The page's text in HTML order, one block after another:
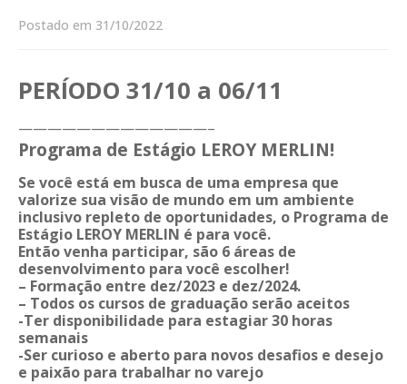
Postado em 31/10/2022
PERÍODO 31/10 a 06/11
—————————————–
Programa de Estágio LEROY MERLIN!
Se você está em busca de uma empresa que
valorize sua visão de mundo em um ambiente
inclusivo repleto de oportunidades, o Programa de
Estágio LEROY MERLIN é para você.
Então venha participar, são 6 áreas de
desenvolvimento para você escolher!
– Formação entre dez/2023 e dez/2024.
– Todos os cursos de graduação serão aceitos
-Ter disponibilidade para estagiar 30 horas
semanais
-Ser curioso e aberto para novos desafios e desejo
e paixão para trabalhar no varejo